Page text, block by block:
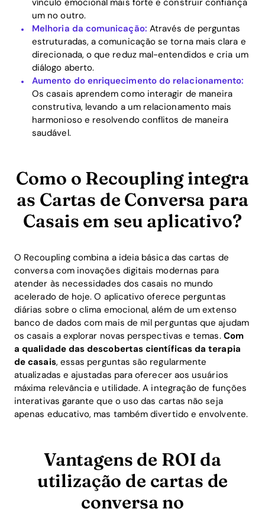
um no outro.
Melhoria da comunicação: Através de perguntas
estruturadas, a comunicação se torna mais clara e
direcionada, o que reduz mal-entendidos e cria um
diálogo aberto.
Aumento do enriquecimento do relacionamento:
Os casais aprendem como interagir de maneira
construtiva, levando a um relacionamento mais
harmonioso e resolvendo conflitos de maneira
saudável.
Como o Recoupling integra
as Cartas de Conversa para
Casais em seu aplicativo?
O Recoupling combina a ideia básica das cartas de
conversa com inovações digitais modernas para
atender às necessidades dos casais no mundo
acelerado de hoje. O aplicativo oferece perguntas
diárias sobre o clima emocional, além de um extenso
banco de dados com mais de mil perguntas que ajudam
os casais a explorar novas perspectivas e temas. Com
a qualidade das descobertas científicas da terapia
de casais, essas perguntas são regularmente
atualizadas e ajustadas para oferecer aos usuários
máxima relevância e utilidade. A integração de funções
interativas garante que o uso das cartas não seja
apenas educativo, mas também divertido e envolvente.
Vantagens de ROI da
utilização de cartas de
conversa no